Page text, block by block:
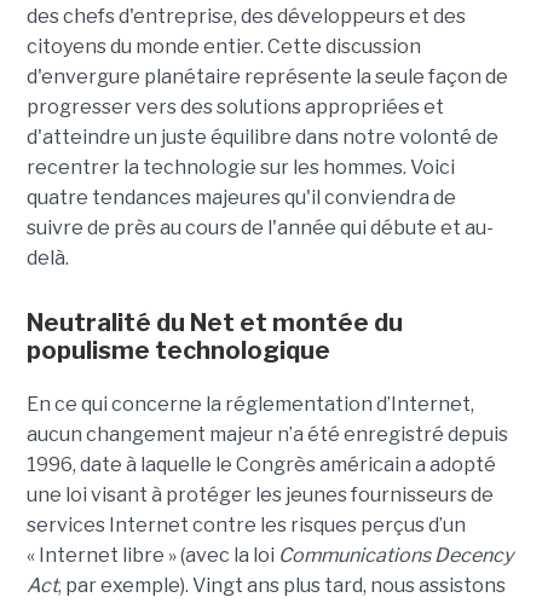
des chefs d'entreprise, des développeurs et des
citoyens du monde entier. Cette discussion
d'envergure planétaire représente la seule façon de
progresser vers des solutions appropriées et
d'atteindre un juste équilibre dans notre volonté de
recentrer la technologie sur les hommes. Voici
quatre tendances majeures qu'il conviendra de
suivre de près au cours de l'année qui débute et au-
delà.
Neutralité du Net et montée du
populisme technologique
En ce qui concerne la réglementation d’Internet,
aucun changement majeur n’a été enregistré depuis
1996, date à laquelle le Congrès américain a adopté
une loi visant à protéger les jeunes fournisseurs de
services Internet contre les risques perçus d’un
« Internet libre » (avec la loi Communications Decency
Act, par exemple). Vingt ans plus tard, nous assistons